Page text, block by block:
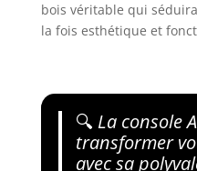
bois véritable qui
la fois esthétique et
🔍 La console
transformer
avec sa